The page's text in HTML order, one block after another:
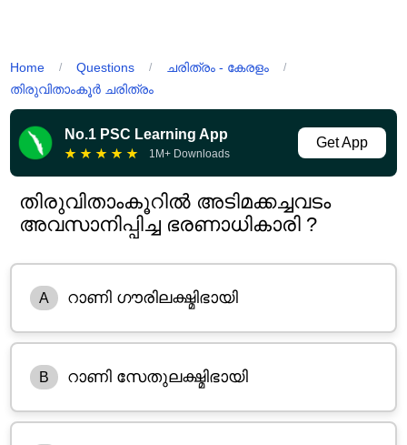
Home / Questions / ചരിത്രം - കേരളം /
തിരുവിതാംകൂർ ചരിത്രം
No.1 PSC Learning App
★ ★ ★ ★ ★ 1M+ Downloads
Get App
തിരുവിതാംകൂറിൽ അടിമക്കച്ചവടം
അവസാനിപ്പിച്ച ഭരണാധികാരി ?
A റാണി ഗൗരിലക്ഷ്മിഭായി
B റാണി സേതുലക്ഷ്മിഭായി